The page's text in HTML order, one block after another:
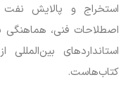
استخراج و پالایش
اصطلاحات فنی،
استانداردهای
کتاب‌هاست.